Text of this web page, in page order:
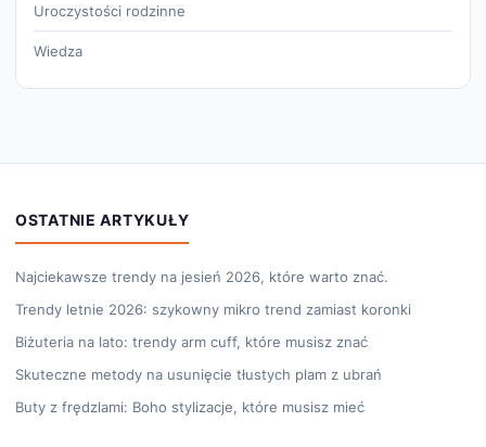
Uroczystości rodzinne
Wiedza
OSTATNIE ARTYKUŁY
Najciekawsze trendy na jesień 2026, które warto znać.
Trendy letnie 2026: szykowny mikro trend zamiast koronki
Biżuteria na lato: trendy arm cuff, które musisz znać
Skuteczne metody na usunięcie tłustych plam z ubrań
Buty z frędzlami: Boho stylizacje, które musisz mieć